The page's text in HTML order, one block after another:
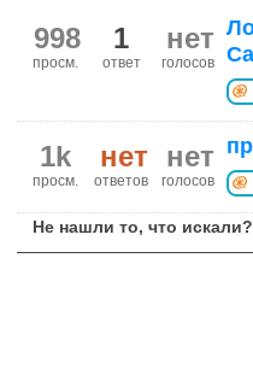
нет
голосов
1
ответ
998
просм.
нет
голосов
нет
ответов
1k
просм.
Не нашли то, что искали?